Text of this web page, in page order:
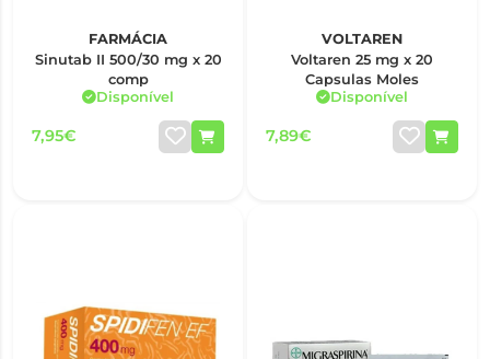
FARMÁCIA
Sinutab II 500/30 mg x 20
comp
Disponível
7,95€
VOLTAREN
Voltaren 25 mg x 20
Capsulas Moles
Disponível
7,89€